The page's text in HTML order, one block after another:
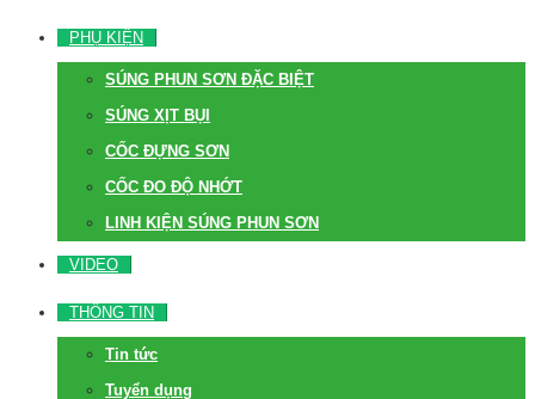
PHỤ KIỆN
SÚNG PHUN SƠN ĐẶC BIỆT
SÚNG XỊT BỤI
CỐC ĐỰNG SƠN
CỐC ĐO ĐỘ NHỚT
LINH KIỆN SÚNG PHUN SƠN
VIDEO
THÔNG TIN
Tin tức
Tuyển dụng